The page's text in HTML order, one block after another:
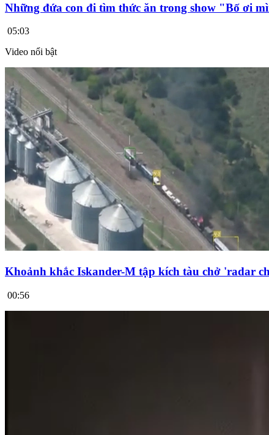
Những đứa con đi tìm thức ăn trong show "Bố ơi
05:03
Video nổi bật
Khoảnh khắc Iskander-M tập kích tàu chở 'radar
00:56